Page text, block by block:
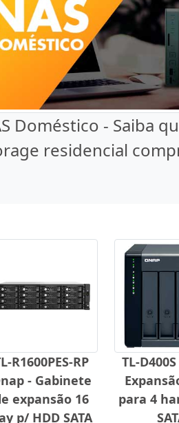
Doméstico - Saiba
residencial
R1600PES-RP
- Gabinete
expansão 16
p/ HDD SATA
TL-
para 4